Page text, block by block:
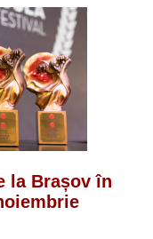
la Brașov în